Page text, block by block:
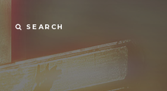
SEARCH